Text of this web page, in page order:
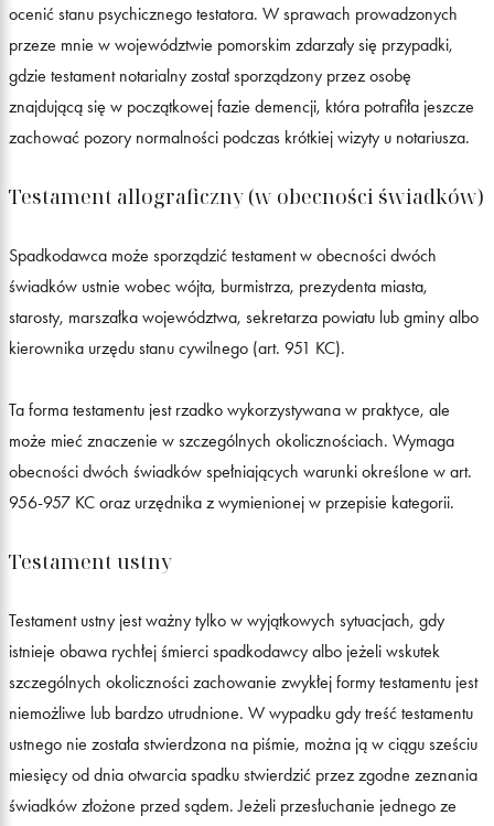
ocenić stanu psychicznego testatora. W sprawach prowadzonych
przeze mnie w województwie pomorskim zdarzały się przypadki,
gdzie testament notarialny został sporządzony przez osobę
znajdującą się w początkowej fazie demencji, która potrafiła jeszcze
zachować pozory normalności podczas krótkiej wizyty u notariusza.
Testament allograficzny (w obecności świadków)
Spadkodawca może sporządzić testament w obecności dwóch
świadków ustnie wobec wójta, burmistrza, prezydenta miasta,
starosty, marszałka województwa, sekretarza powiatu lub gminy albo
kierownika urzędu stanu cywilnego (art. 951 KC).
Ta forma testamentu jest rzadko wykorzystywana w praktyce, ale
może mieć znaczenie w szczególnych okolicznościach. Wymaga
obecności dwóch świadków spełniających warunki określone w art.
956-957 KC oraz urzędnika z wymienionej w przepisie kategorii.
Testament ustny
Testament ustny jest ważny tylko w wyjątkowych sytuacjach, gdy
istnieje obawa rychłej śmierci spadkodawcy albo jeżeli wskutek
szczególnych okoliczności zachowanie zwykłej formy testamentu jest
niemożliwe lub bardzo utrudnione. W wypadku gdy treść testamentu
ustnego nie została stwierdzona na piśmie, można ją w ciągu sześciu
miesięcy od dnia otwarcia spadku stwierdzić przez zgodne zeznania
świadków złożone przed sądem. Jeżeli przesłuchanie jednego ze